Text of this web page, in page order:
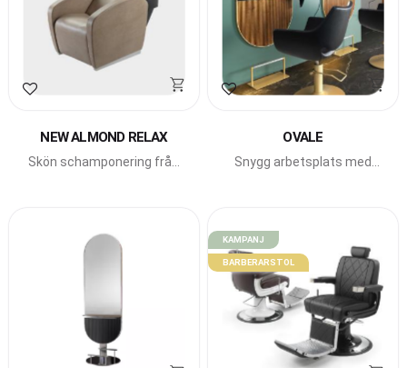
Lägg till i favoriter
NEW ALMOND RELAX
Skön schamponering från
Lägg till i favoriter
OVALE
Snygg arbetsplats med
KAMPANJ
BARBERARSTOL